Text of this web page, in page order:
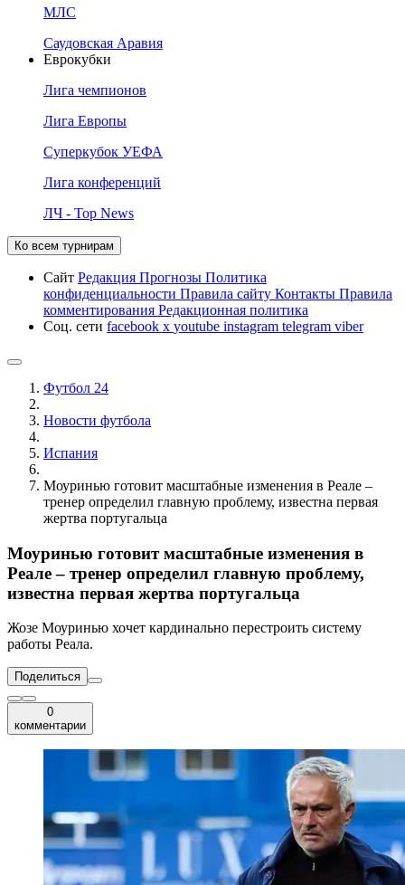
МЛС
Саудовская Аравия
Еврокубки
Лига чемпионов
Лига Европы
Суперкубок УЕФА
Лига конференций
ЛЧ - Top News
Ко всем турнирам
Сайт Редакция Прогнозы Политика
конфиденциальности Правила сайту Контакты Правила
комментирования Редакционная политика
Соц. сети facebook x youtube instagram telegram viber
Футбол 24
Новости футбола
Испания
Моуринью готовит масштабные изменения в Реале –
тренер определил главную проблему, известна первая
жертва португальца
Моуринью готовит масштабные изменения в
Реале – тренер определил главную проблему,
известна первая жертва португальца
Жозе Моуринью хочет кардинально перестроить систему
работы Реала.
Поделиться
0
комментарии